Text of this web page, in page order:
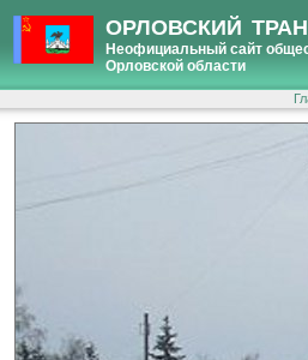
ОРЛОВСКИЙ
Неофициальный сайт
Орловской области